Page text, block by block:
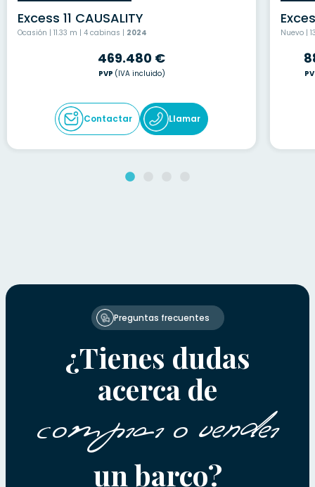
Excess 11 CAUSALITY
Ocasión | 11.33 m | 4 cabinas | 2024
469.480 €
PVP (IVA incluido)
Contactar Llamar
Nuevo |
Preguntas frecuentes
¿Tienes dudas
acerca de
comprar o vender
un barco?